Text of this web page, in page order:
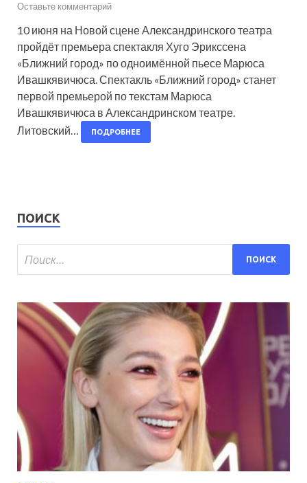
Оставьте комментарий
10 июня на Новой сцене Александринского театра
пройдёт премьера спектакля Хуго Эрикссена
«Ближний город» по одноимённой пьесе Марюса
Ивашкявичюса. Спектакль «Ближний город» станет
первой премьерой по текстам Марюса
Ивашкявичюса в Александринском театре.
Литовский…
ПОДРОБНЕЕ
ПОИСК